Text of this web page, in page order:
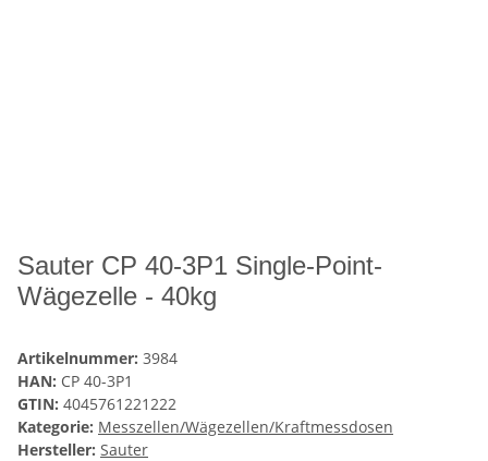
Sauter CP 40-3P1 Single-Point-
Wägezelle - 40kg
Artikelnummer: 3984
HAN: CP 40-3P1
GTIN: 4045761221222
Kategorie: Messzellen/Wägezellen/Kraftmessdosen
Hersteller: Sauter